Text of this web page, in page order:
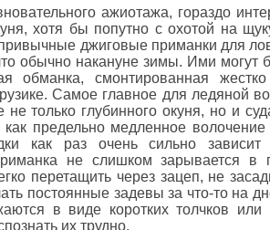
ажиотажа, гораздо
хотя бы попутно с охотой на
джиговые приманки для
обычно накануне зимы. Ими могут
обманка, смонтированная
Самое главное для ледяной
только глубинного окуня, но и
предельно медленное
как раз очень сильно
не слишком зарывается в
перетащить через зацеп, не
постоянные задевы за что-то на
в виде коротких толчков или
их трудно.